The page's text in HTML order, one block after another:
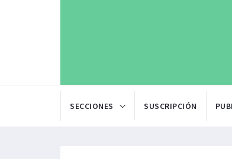
SECCIONES SUSCRIPCIÓN